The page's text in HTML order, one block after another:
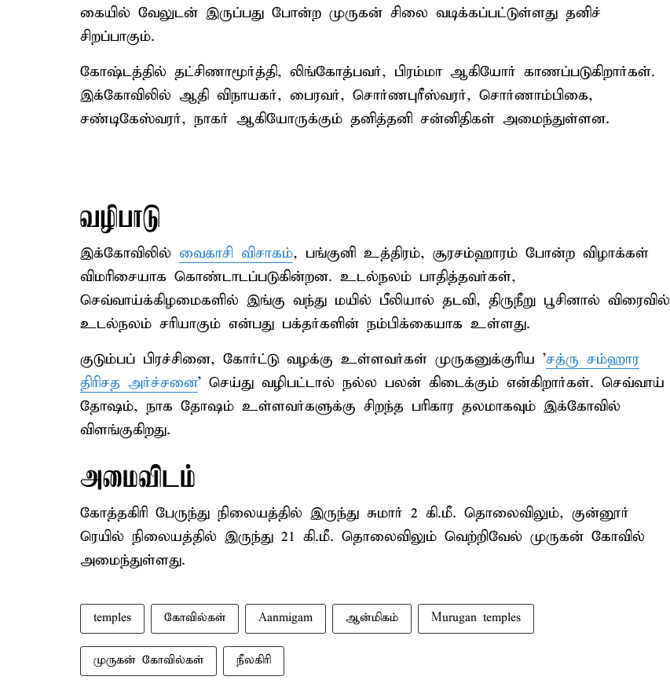
கையில் வேலுடன் இருப்பது போன்ற முருகன் சிலை வடிக்கப்பட்டுள்ளது தனிச்
சிறப்பாகும்.
கோஷ்டத்தில் தட்சிணாமூர்த்தி, லிங்கோத்பவர், பிரம்மா ஆகியோர் காணப்படுகிறார்கள்.
இக்கோவிலில் ஆதி விநாயகர், பைரவர், சொர்ணபுரீஸ்வரர், சொர்ணாம்பிகை,
சண்டிகேஸ்வரர், நாகர் ஆகியோருக்கும் தனித்தனி சன்னிதிகள் அமைந்துள்ளன.
வழிபாடு
இக்கோவிலில் வைகாசி விசாகம், பங்குனி உத்திரம், சூரசம்ஹாரம் போன்ற விழாக்கள்
விமரிசையாக கொண்டாடப்படுகின்றன. உடல்நலம் பாதித்தவர்கள்,
செவ்வாய்க்கிழமைகளில் இங்கு வந்து மயில் பீலியால் தடவி, திருநீறு பூசினால் விரைவில்
உடல்நலம் சரியாகும் என்பது பக்தர்களின் நம்பிக்கையாக உள்ளது.
குடும்பப் பிரச்சினை, கோர்ட்டு வழக்கு உள்ளவர்கள் முருகனுக்குரிய 'சத்ரு சம்ஹார
திரிசத அர்ச்சனை' செய்து வழிபட்டால் நல்ல பலன் கிடைக்கும் என்கிறார்கள். செவ்வாய்
தோஷம், நாக தோஷம் உள்ளவர்களுக்கு சிறந்த பரிகார தலமாகவும் இக்கோவில்
விளங்குகிறது.
அமைவிடம்
கோத்தகிரி பேருந்து நிலையத்தில் இருந்து சுமார் 2 கி.மீ. தொலைவிலும், குன்னூர்
ரெயில் நிலையத்தில் இருந்து 21 கி.மீ. தொலைவிலும் வெற்றிவேல் முருகன் கோவில்
அமைந்துள்ளது.
temples கோவில்கள் Aanmigam ஆன்மிகம் Murugan temples
முருகன் கோவில்கள் நீலகிரி